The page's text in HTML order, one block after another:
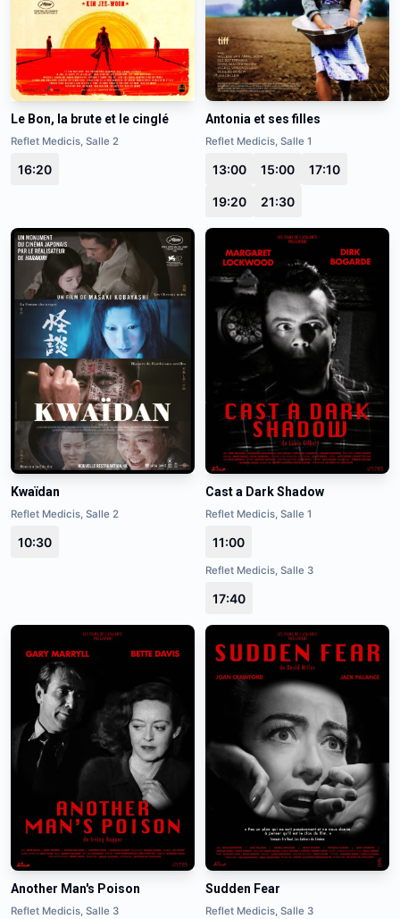
Le Bon, la brute et le cinglé
Reflet Medicis, Salle 2
16:20
Antonia et ses filles
Reflet Medicis, Salle 1
13:00 15:00 17:10
19:20 21:30
Kwaïdan
Reflet Medicis, Salle 2
10:30
Cast a Dark Shadow
Reflet Medicis, Salle 1
11:00
Reflet Medicis, Salle 3
17:40
Another Man's Poison
Reflet Medicis, Salle 3
Sudden Fear
Reflet Medicis, Salle 3